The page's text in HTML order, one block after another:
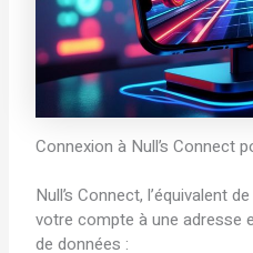
Connexion à Null’s Connect
Null’s Connect, l’équivalent
votre compte à une adresse
de données :